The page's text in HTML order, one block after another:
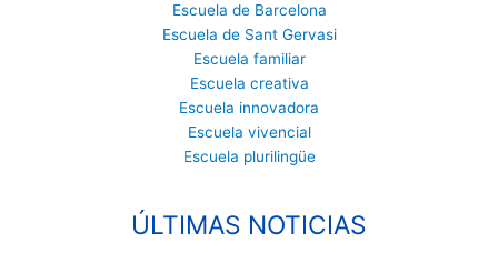
Escuela de Barcelona
Escuela de Sant Gervasi
Escuela familiar
Escuela creativa
Escuela innovadora
Escuela vivencial
Escuela plurilingüe
ÚLTIMAS NOTICIAS